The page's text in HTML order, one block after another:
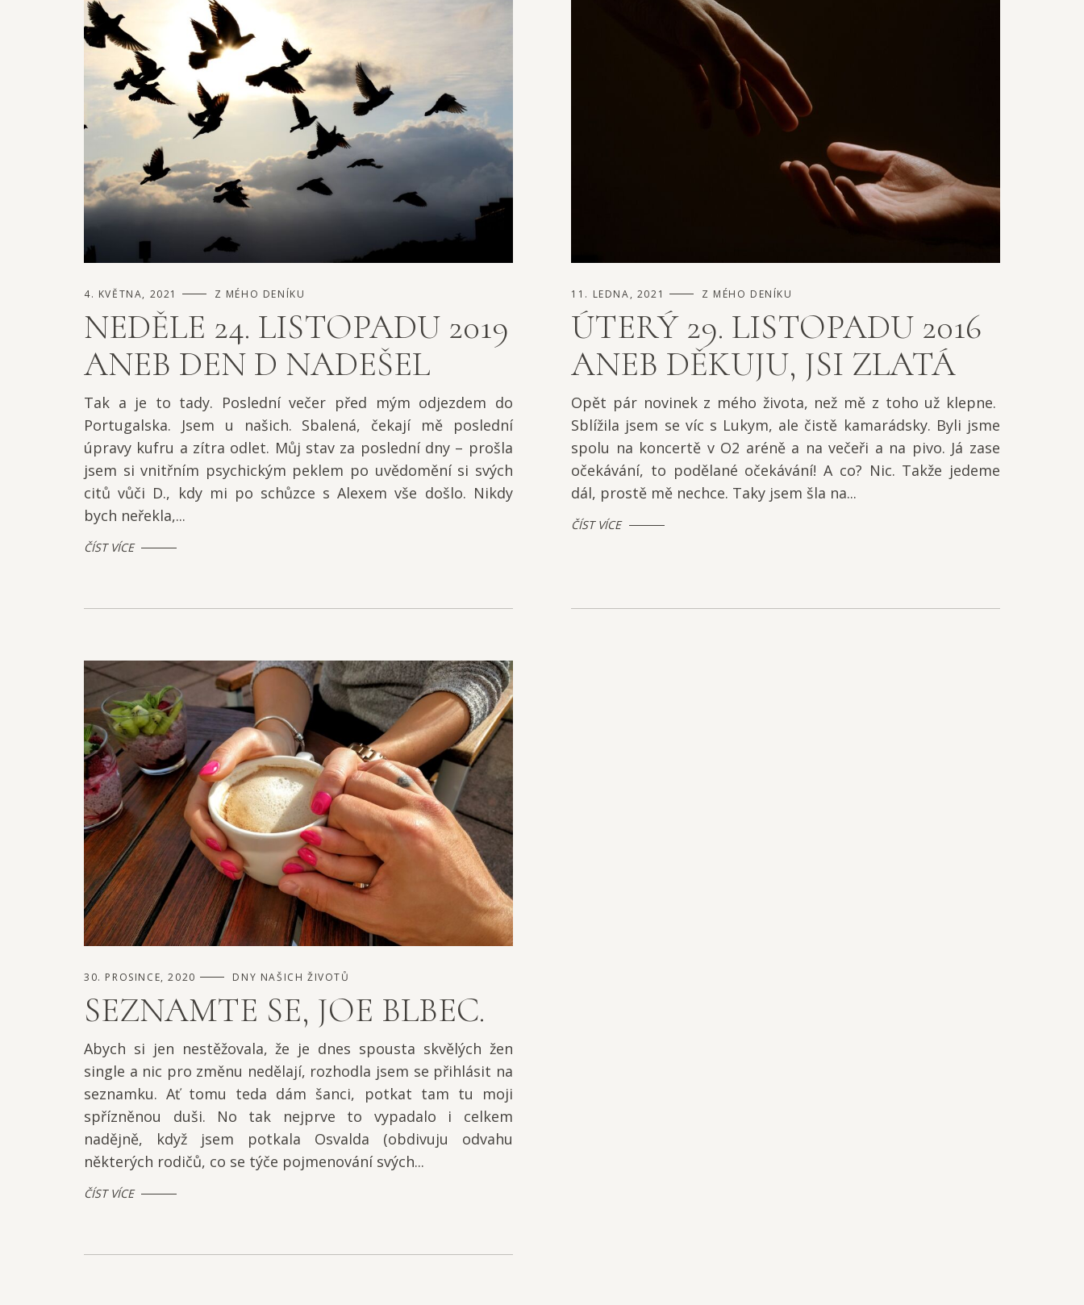
4. KVĚTNA, 2021 Z MÉHO DENÍKU
NEDĚLE 24. LISTOPADU 2019
ANEB DEN D NADEŠEL
Tak a je to tady. Poslední večer před mým odjezdem do
Portugalska. Jsem u našich. Sbalená, čekají mě poslední
úpravy kufru a zítra odlet. Můj stav za poslední dny – prošla
jsem si vnitřním psychickým peklem po uvědomění si svých
citů vůči D., kdy mi po schůzce s Alexem vše došlo. Nikdy
bych neřekla,...
ČÍST VÍCE
11. LEDNA, 2021 Z MÉHO DENÍKU
ÚTERÝ 29. LISTOPADU 2016
ANEB DĚKUJU, JSI ZLATÁ
Opět pár novinek z mého života, než mě z toho už klepne.
Sblížila jsem se víc s Lukym, ale čistě kamarádsky. Byli jsme
spolu na koncertě v O2 aréně a na večeři a na pivo. Já zase
očekávání, to podělané očekávání! A co? Nic. Takže jedeme
dál, prostě mě nechce. Taky jsem šla na...
ČÍST VÍCE
30. PROSINCE, 2020 DNY NAŠICH ŽIVOTŮ
SEZNAMTE SE, JOE BLBEC.
Abych si jen nestěžovala, že je dnes spousta skvělých žen
single a nic pro změnu nedělají, rozhodla jsem se přihlásit na
seznamku. Ať tomu teda dám šanci, potkat tam tu moji
spřízněnou duši. No tak nejprve to vypadalo i celkem
nadějně, když jsem potkala Osvalda (obdivuju odvahu
některých rodičů, co se týče pojmenování svých...
ČÍST VÍCE